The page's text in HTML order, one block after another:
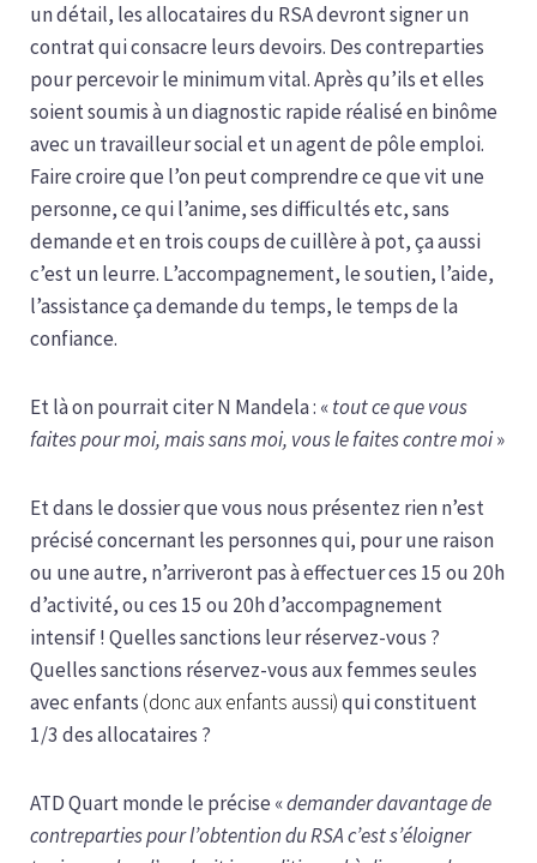
un détail, les allocataires du RSA devront signer un
contrat qui consacre leurs devoirs. Des contreparties
pour percevoir le minimum vital. Après qu’ils et elles
soient soumis à un diagnostic rapide réalisé en binôme
avec un travailleur social et un agent de pôle emploi.
Faire croire que l’on peut comprendre ce que vit une
personne, ce qui l’anime, ses difficultés etc, sans
demande et en trois coups de cuillère à pot, ça aussi
c’est un leurre. L’accompagnement, le soutien, l’aide,
l’assistance ça demande du temps, le temps de la
confiance.
Et là on pourrait citer N Mandela : «tout ce que vous
faites pour moi, mais sans moi, vous le faites contre moi»
Et dans le dossier que vous nous présentez rien n’est
précisé concernant les personnes qui, pour une raison
ou une autre, n’arriveront pas à effectuer ces 15 ou 20h
d’activité, ou ces 15 ou 20h d’accompagnement
intensif ! Quelles sanctions leur réservez-vous ?
Quelles sanctions réservez-vous aux femmes seules
avec enfants (donc aux enfants aussi)qui constituent
1/3 des allocataires ?
ATD Quart monde le précise «demander davantage de
contreparties pour l’obtention du RSA c’est s’éloigner